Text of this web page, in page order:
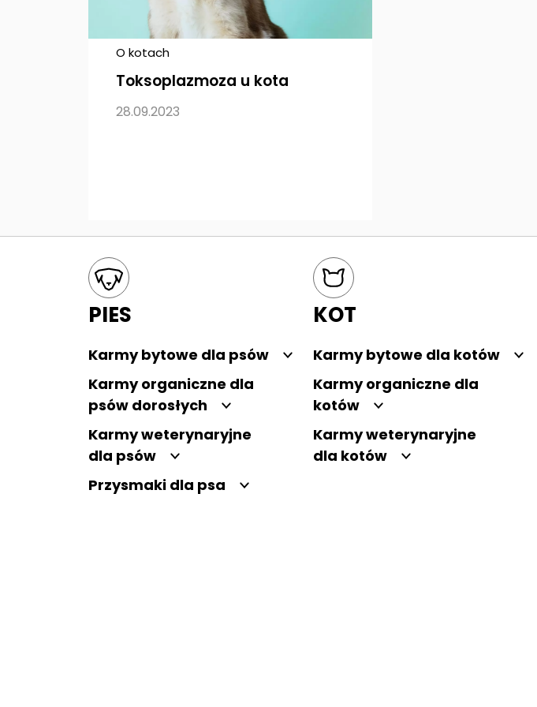
O kotach
Toksoplazmoza u kota
28.09.2023
Mapa kategorii
PIES
Karmy bytowe dla psów
Karmy organiczne dla
psów dorosłych
Karmy weterynaryjne
dla psów
Przysmaki dla psa
KOT
Karmy bytowe dla kotów
Karmy organiczne dla
kotów
Karmy weterynaryjne
dla kotów